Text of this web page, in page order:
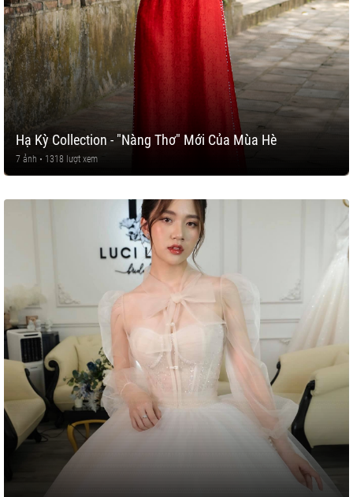
Hạ Kỳ Collection - "Nàng Thơ" Mới Của Mùa Hè
7 ảnh • 1318 lượt xem